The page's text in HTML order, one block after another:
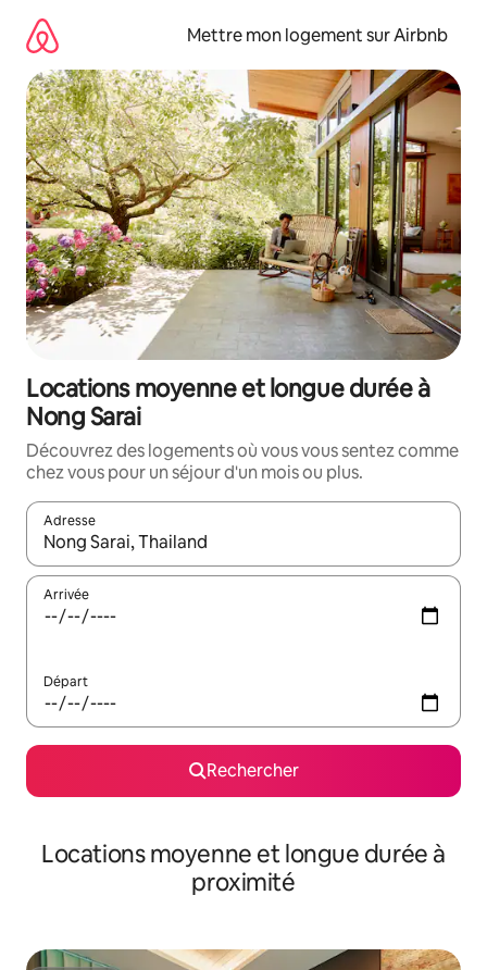
directement
contenu
Mettre mon logement sur Airbnb
Locations moyenne et longue durée à
Nong Sarai
Découvrez des logements où vous vous sentez comme
chez vous pour un séjour d'un mois ou plus.
Adresse
Lorsque les résultats s'affichent, utilisez les flèches vers le
Arrivée
Départ
Rechercher
Locations moyenne et longue durée à
proximité